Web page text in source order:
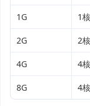
1G 1核
2G 2核
4G 4核
8G 4核